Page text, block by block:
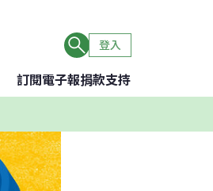
登入
訂閱電子報捐款支持